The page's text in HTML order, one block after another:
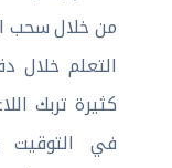
من خلال سحب
التعلم خلال
كثيرة تربك
في التوقيت